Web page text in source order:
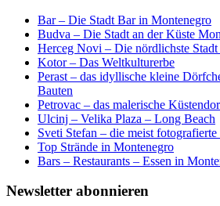
Bar – Die Stadt Bar in Montenegro
Budva – Die Stadt an der Küste
Herceg Novi – Die nördlichste
Kotor – Das Weltkulturerbe
Perast – das idyllische kleine
Bauten
Petrovac – das malerische
Ulcinj – Velika Plaza – Long Beach
Sveti Stefan – die meist fotografierte
Top Strände in Montenegro
Bars – Restaurants – Essen in
Newsletter abonnieren